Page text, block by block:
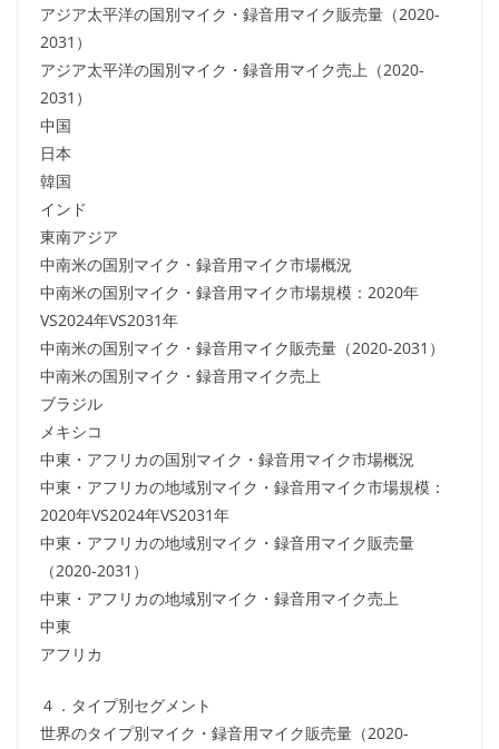
アジア太平洋の国別マイク・録音用マイク販売量（2020-
2031）
アジア太平洋の国別マイク・録音用マイク売上（2020-
2031）
中国
日本
韓国
インド
東南アジア
中南米の国別マイク・録音用マイク市場概況
中南米の国別マイク・録音用マイク市場規模：2020年
VS2024年VS2031年
中南米の国別マイク・録音用マイク販売量（2020-2031）
中南米の国別マイク・録音用マイク売上
ブラジル
メキシコ
中東・アフリカの国別マイク・録音用マイク市場概況
中東・アフリカの地域別マイク・録音用マイク市場規模：
2020年VS2024年VS2031年
中東・アフリカの地域別マイク・録音用マイク販売量
（2020-2031）
中東・アフリカの地域別マイク・録音用マイク売上
中東
アフリカ
４．タイプ別セグメント
世界のタイプ別マイク・録音用マイク販売量（2020-